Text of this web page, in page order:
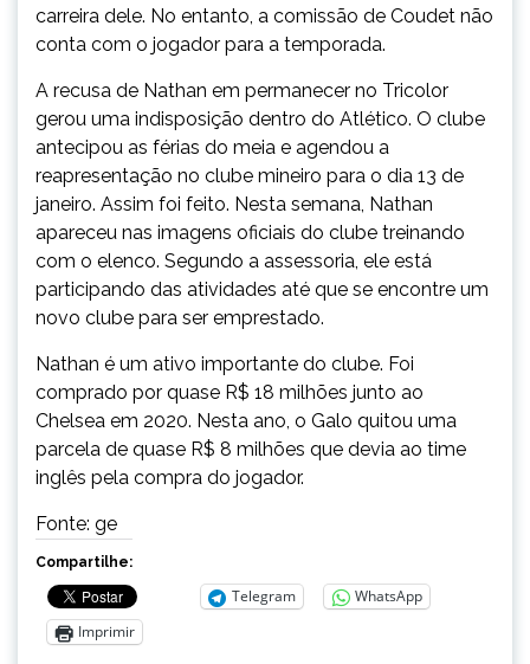
carreira dele. No entanto, a comissão de Coudet não
conta com o jogador para a temporada.
A recusa de Nathan em permanecer no Tricolor
gerou uma indisposição dentro do Atlético. O clube
antecipou as férias do meia e agendou a
reapresentação no clube mineiro para o dia 13 de
janeiro. Assim foi feito. Nesta semana, Nathan
apareceu nas imagens oficiais do clube treinando
com o elenco. Segundo a assessoria, ele está
participando das atividades até que se encontre um
novo clube para ser emprestado.
Nathan é um ativo importante do clube. Foi
comprado por quase R$ 18 milhões junto ao
Chelsea em 2020. Nesta ano, o Galo quitou uma
parcela de quase R$ 8 milhões que devia ao time
inglês pela compra do jogador.
Fonte: ge
Compartilhe:
Telegram
WhatsApp
Imprimir